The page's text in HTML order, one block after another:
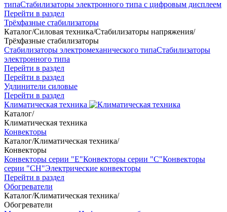
типаСтабилизаторы электронного типа с цифровым дисплеем
Перейти в раздел
Трёхфазные стабилизаторы
Каталог/Силовая техника/Стабилизаторы напряжения/
Трёхфазные стабилизаторы
Стабилизаторы электромеханического типаСтабилизаторы
электронного типа
Перейти в раздел
Перейти в раздел
Удлинители силовые
Перейти в раздел
Климатическая техника
Каталог/
Климатическая техника
Конвекторы
Каталог/Климатическая техника/
Конвекторы
Конвекторы серии "Е"Конвекторы серии "С"Конвекторы
серии "СН"Электрические конвекторы
Перейти в раздел
Обогреватели
Каталог/Климатическая техника/
Обогреватели